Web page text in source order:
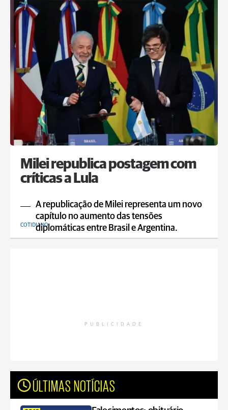
Milei republica postagem com
críticas a Lula
A republicação de Milei representa um novo
capítulo no aumento das tensões
diplomáticas entre Brasil e Argentina.
COTIDIANO
PUBLICIDADE
ÚLTIMAS NOTÍCIAS